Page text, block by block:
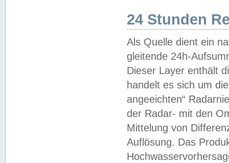
24 Stunden
Als Quelle dient ein
gleitende 24h-
Dieser Layer enthält
handelt es sich um
angeeichten“
der Radar- mit den
Mittelung von
Auflösung. Das